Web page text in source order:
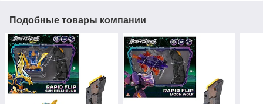
Подобные товары компании